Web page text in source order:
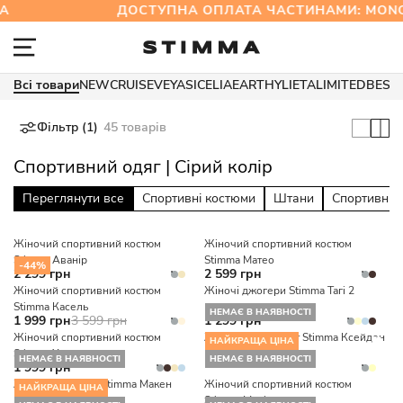
ДОСТУПНА ОПЛАТА ЧАСТИНАМИ:
Всі товариNEWCRUISEVEYASICELIAEARTHYLIETALIMITED
Фільтр (1) 45 товарів
Спортивний одяг | Сірий колір
Переглянути все Спортивні костюми Штани Спортивні
Жіночий спортивний костюм
Stimma Аванір
2 299 грн
Жіночий спортивний костюм
Stimma Матео
2 599 грн
-44%
Жіночий спортивний костюм
Stimma Касель
1 999 грн3 599 грн
Жіночі джогери Stimma Тагі 2
1 299 грн
Жіночий спортивний костюм
Stimma Хант
1 999 грн
НЕМАЄ В НАЯВНОСТІ
Жіночий комплект Stimma Ксейден
НЕМАЄ В НАЯВНОСТІ
Жіночий костюм Stimma Макен
НАЙКРАЩА ЦІНА
НЕМАЄ В НАЯВНОСТІ
Жіночий спортивний костюм
НАЙКРАЩА ЦІНА